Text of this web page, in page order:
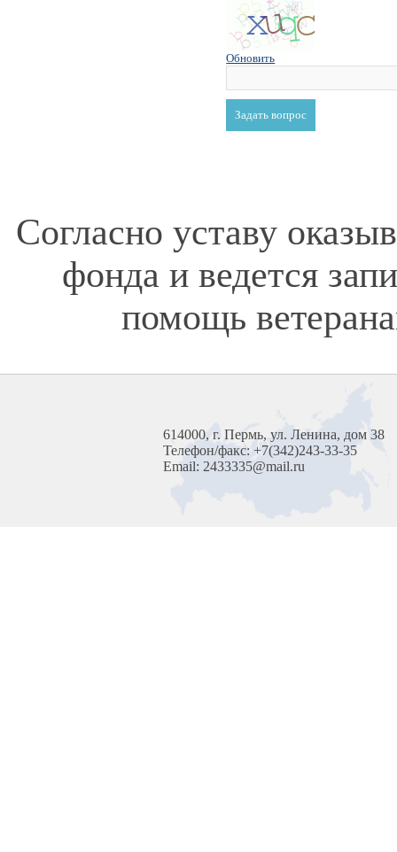
Обновить
Согласно уставу
фонда и ведется
помощь
614000, г. Пермь, ул. Ленина, дом 38
Телефон/факс: +7(342)243-33-35
Email: 2433335@mail.ru